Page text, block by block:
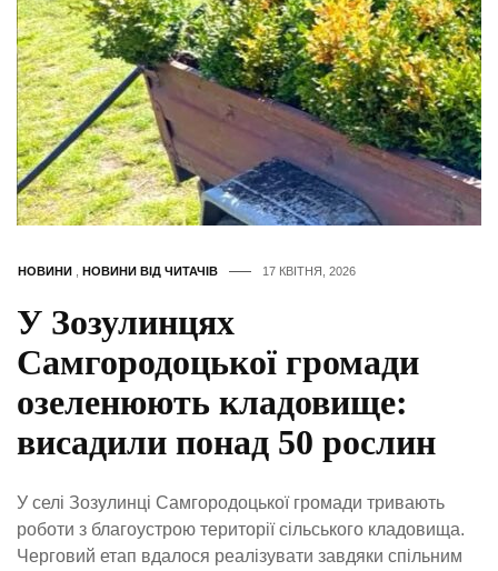
НОВИНИ НОВИНИ ВІД ЧИТАЧІВ 17 КВІТНЯ, 2026
У Зозулинцях
Самгородоцької громади
озеленюють кладовище:
висадили понад 50 рослин
У селі Зозулинці Самгородоцької громади тривають
роботи з благоустрою території сільського кладовища.
Черговий етап вдалося реалізувати завдяки спільним